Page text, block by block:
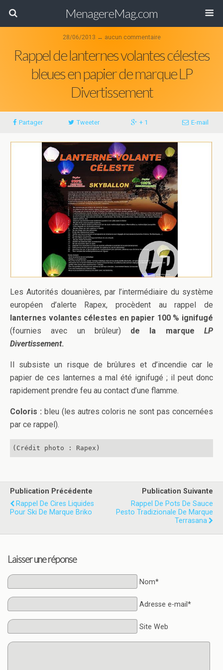
MenagereMag.com
28/06/2013 ↔ aucun commentaire
Rappel de lanternes volantes célestes
bleues en papier de marque LP
Divertissement
Partager Tweeter + 1 E-mail
Les Autorités douanières, par l’intermédiaire du système
européen d’alerte Rapex, procèdent au rappel de
lanternes volantes célestes en papier 100 % ignifugé
(fournies avec un brûleur) de la marqueLP
Divertissement.
Il subsiste un risque de brûlures et d’incendie car le
papier de ces lanternes a mal été ignifugé ; il peut donc
rapidement prendre feu au contact d’une flamme.
Coloris : bleu (les autres coloris ne sont pas concernées
par ce rappel).
(Crédit photo : Rapex)
Publication Précédente
Rappel De Cires Liquides
Pour Ski De Marque Briko
Publication Suivante
Rappel De Pots De Sauce
Pesto Tradizionale De Marque
Terrasana
Laisser une réponse
Nom*
Adresse e-mail*
Site Web